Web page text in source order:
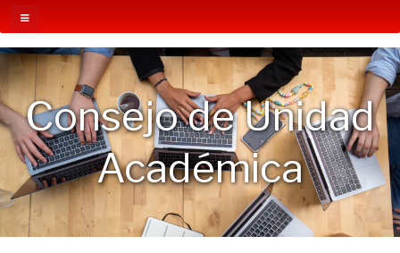
Consejo de Unidad
Académica